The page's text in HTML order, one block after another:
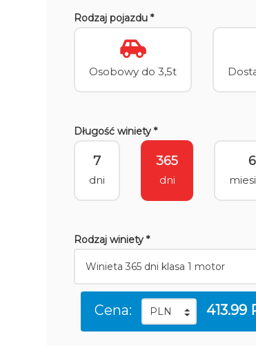
Rodzaj pojazdu *
Osobowy do 3,5t
Długość winiety *
7
dni
365
dni
6
Rodzaj winiety *
Cena: 413.99